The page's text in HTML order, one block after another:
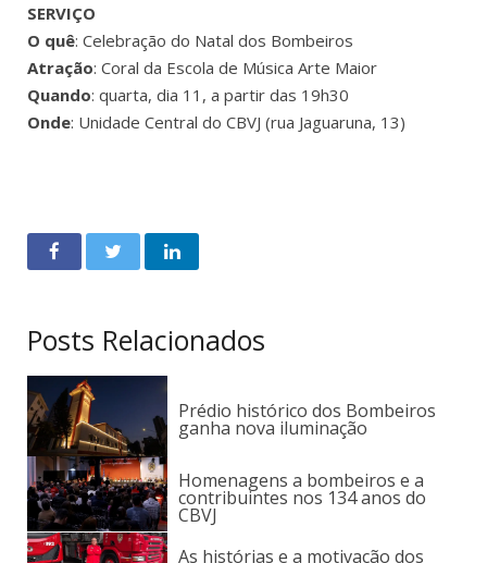
SERVIÇO
O quê: Celebração do Natal dos Bombeiros
Atração: Coral da Escola de Música Arte Maior
Quando: quarta, dia 11, a partir das 19h30
Onde: Unidade Central do CBVJ (rua Jaguaruna, 13)
Posts Relacionados
Prédio histórico dos Bombeiros
ganha nova iluminação
Homenagens a bombeiros e a
contribuintes nos 134 anos do
CBVJ
As histórias e a motivação dos